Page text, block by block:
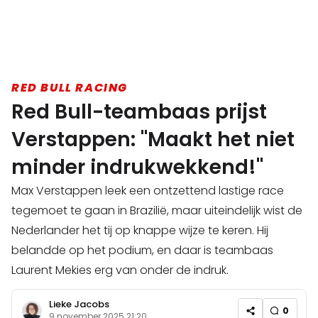
RED BULL RACING
Red Bull-teambaas prijst
Verstappen: "Maakt het niet
minder indrukwekkend!"
Max Verstappen leek een ontzettend lastige race
tegemoet te gaan in Brazilië, maar uiteindelijk wist de
Nederlander het tij op knappe wijze te keren. Hij
belandde op het podium, en daar is teambaas
Laurent Mekies erg van onder de indruk.
Lieke Jacobs 0